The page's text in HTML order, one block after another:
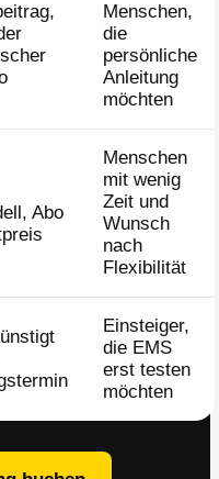
Menschen,
die
persönliche
Anleitung
möchten
Abo
Menschen
mit wenig
Zeit und
Wunsch
nach
Flexibilität
Einsteiger,
die EMS
erst testen
möchten